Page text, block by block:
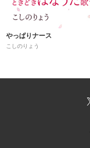
やっぱりナース
こしのりょう